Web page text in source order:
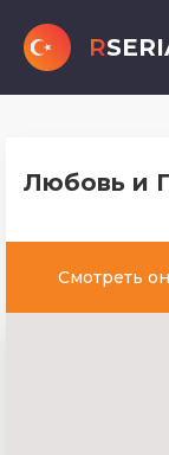
R
Любовь и
Смотреть